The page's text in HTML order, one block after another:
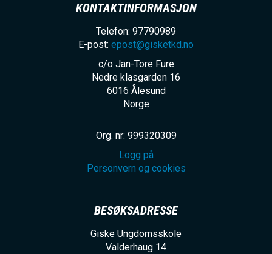
KONTAKTINFORMASJON
Telefon: 97790989
E-post: epost@gisketkd.no
c/o Jan-Tore Fure
Nedre klasgarden 16
6016 Ålesund
Norge
Org. nr: 999320309
Logg på
Personvern og cookies
BESØKSADRESSE
Giske Ungdomsskole
Valderhaug 14